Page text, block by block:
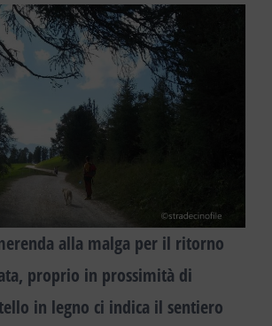
alla malga per il ritorno
proprio in prossimità di
in legno ci indica il sentiero